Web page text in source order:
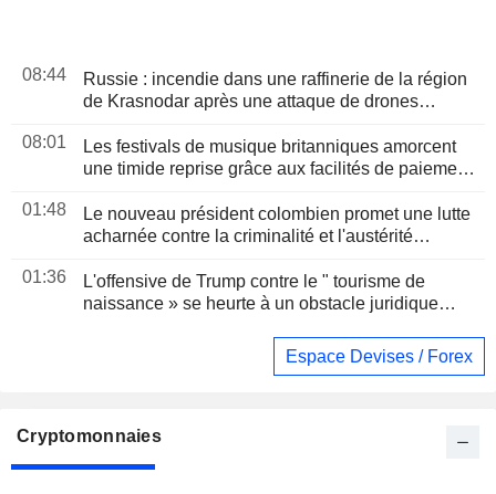
08:44
Russie : incendie dans une raffinerie de la région
de Krasnodar après une attaque de drones
08:01
Les festivals de musique britanniques amorcent
une timide reprise grâce aux facilités de paiement
01:48
Le nouveau président colombien promet une lutte
acharnée contre la criminalité et l'austérité
01:36
L'offensive de Trump contre le " tourisme de
naissance » se heurte à un obstacle juridique
Espace Devises / Forex
Cryptomonnaies